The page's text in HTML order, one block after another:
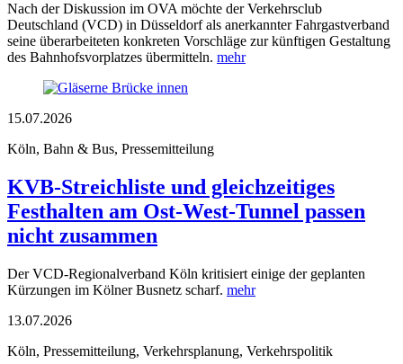
Nach der Diskussion im OVA möchte der Verkehrsclub
Deutschland (VCD) in Düsseldorf als anerkannter Fahrgastverband
seine überarbeiteten konkreten Vorschläge zur künftigen Gestaltung
des Bahnhofsvorplatzes übermitteln. mehr
15.07.2026
Köln, Bahn & Bus, Pressemitteilung
KVB-Streichliste und gleichzeitiges
Festhalten am Ost-West-Tunnel passen
nicht zusammen
Der VCD-Regionalverband Köln kritisiert einige der geplanten
Kürzungen im Kölner Busnetz scharf. mehr
13.07.2026
Köln, Pressemitteilung, Verkehrsplanung, Verkehrspolitik